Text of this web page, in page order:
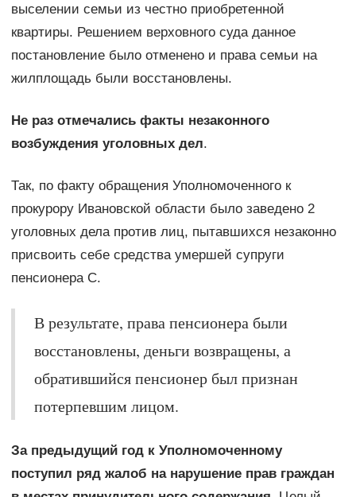
выселении семьи из честно приобретенной
квартиры. Решением верховного суда данное
постановление было отменено и права семьи на
жилплощадь были восстановлены.
Не раз отмечались факты незаконного
возбуждения уголовных дел.
Так, по факту обращения Уполномоченного к
прокурору Ивановской области было заведено 2
уголовных дела против лиц, пытавшихся незаконно
присвоить себе средства умершей супруги
пенсионера С.
В результате, права пенсионера были
восстановлены, деньги возвращены, а
обратившийся пенсионер был признан
потерпевшим лицом.
За предыдущий год к Уполномоченному
поступил ряд жалоб на нарушение прав граждан